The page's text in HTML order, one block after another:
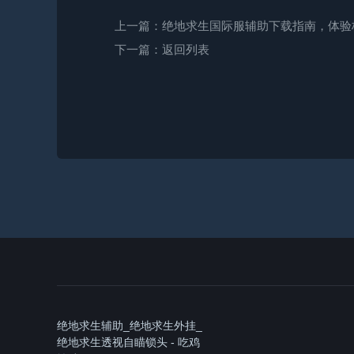
上一篇： 绝地求生国际服辅助下载指南，体
下一篇： 返回列表
绝地求生辅助_绝地求生外挂_
绝地求生透视自瞄锁头 - 吃鸡